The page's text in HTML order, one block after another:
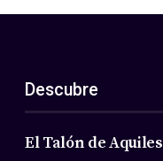
ES
EN
Acerca de nosotros
Miembros
Descubre
El Talón de Aquiles